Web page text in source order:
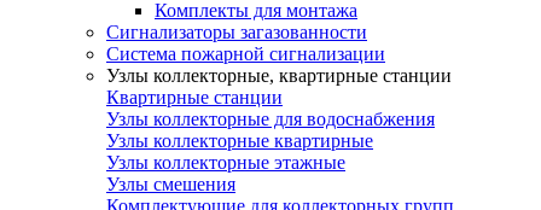
Комплекты для монтажа
Сигнализаторы загазованности
Система пожарной сигнализации
Узлы коллекторные, квартирные станции
Квартирные станции
Узлы коллекторные для водоснабжения
Узлы коллекторные квартирные
Узлы коллекторные этажные
Узлы смешения
Комплектующие для коллекторных групп